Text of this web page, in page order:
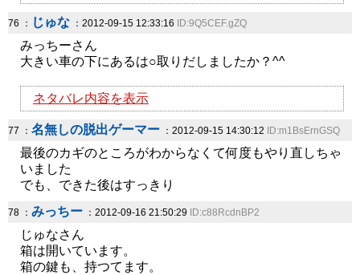
76 ： じゅな ：2012-09-15 12:33:16 ID:9Q5CEF.gZQ
みっちーさん
大きい車の下にあるは○取りだしましたか？^^
ネタバレ内容を表示
77 ： 名無しの脱出ゲーマー ：2012-09-15 14:30:12 ID:m1BsErnGSQ
最後のカギのところがわからなくて何度もやり直しちゃ
いました
でも、できた後はすっきり
78 ： みっちー ：2012-09-16 21:50:29 ID:c88RcdnBP2
じゅなさん
箱は開いています。
箱の鍵も、持つてます。